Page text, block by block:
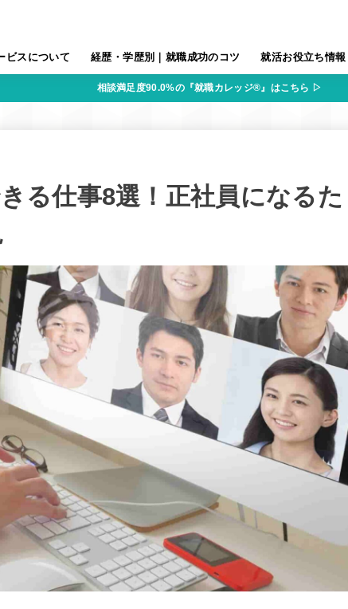
ビスについて 経歴・学歴別｜就職成功のコツ 就活お役立ち情報
相談満足度90.0%の『就職カレッジ®』はこちら ▷
る仕事8選！正社員になるた